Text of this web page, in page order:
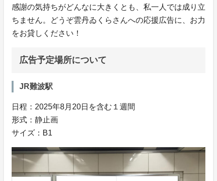
感謝の気持ちがどんなに大きくとも、私一人では成り立
ちません。どうぞ雲丹ゐくらさんへの応援広告に、お力
をお貸しください！
広告予定場所について
JR難波駅
日程：2025年8月20日を含む１週間
形式：静止画
サイズ：B1